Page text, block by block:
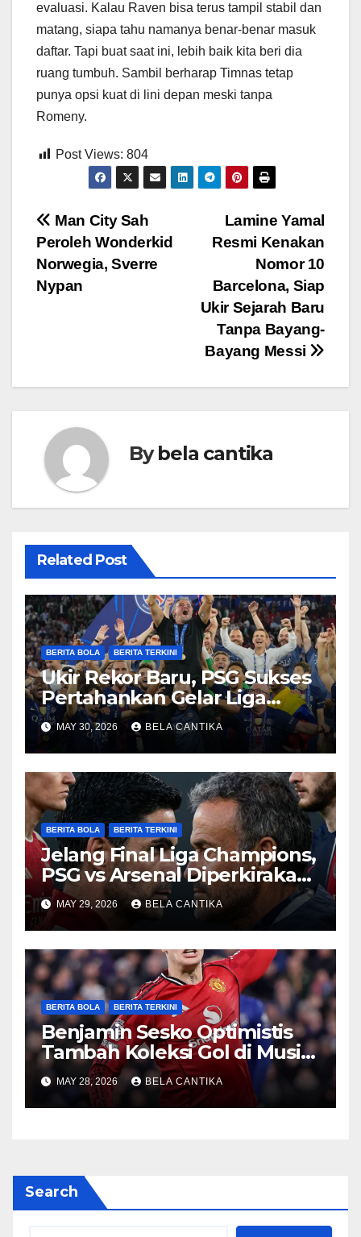
evaluasi. Kalau Raven bisa terus tampil stabil dan
matang, siapa tahu namanya benar-benar masuk
daftar. Tapi buat saat ini, lebih baik kita beri dia
ruang tumbuh. Sambil berharap Timnas tetap
punya opsi kuat di lini depan meski tanpa
Romeny.
Post Views: 804
Post
navigation
Lamine Yamal
Resmi Kenakan
Nomor 10
Barcelona, Siap
Ukir Sejarah Baru
Tanpa Bayang-
Bayang Messi
Man City Sah
Peroleh Wonderkid
Norwegia, Sverre
Nypan
Bybela cantika
Related Post
BERITA BOLA BERITA TERKINI
Ukir Rekor Baru, PSG Sukses
Pertahankan Gelar Liga
Champions
MAY 30, 2026 BELA CANTIKA
BERITA BOLA BERITA TERKINI
Jelang Final Liga Champions,
PSG vs Arsenal Diperkirakan
Sengit
MAY 29, 2026 BELA CANTIKA
BERITA BOLA BERITA TERKINI
Benjamin Sesko Optimistis
Tambah Koleksi Gol di Musim
2026/27
MAY 28, 2026 BELA CANTIKA
Search